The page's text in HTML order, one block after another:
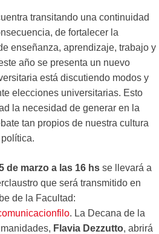
transitando una continuidad
de fortalecer la
enseñanza, aprendizaje, trabajo y
año se presenta un nuevo
está discutiendo modos y
elecciones universitarias. Esto
la necesidad de generar en la
tan propios de nuestra cultura
de marzo a las 16 hs se llevará a
que será transmitido en
de la Facultad:
. La Decana de la
Flavia Dezzutto, abrirá